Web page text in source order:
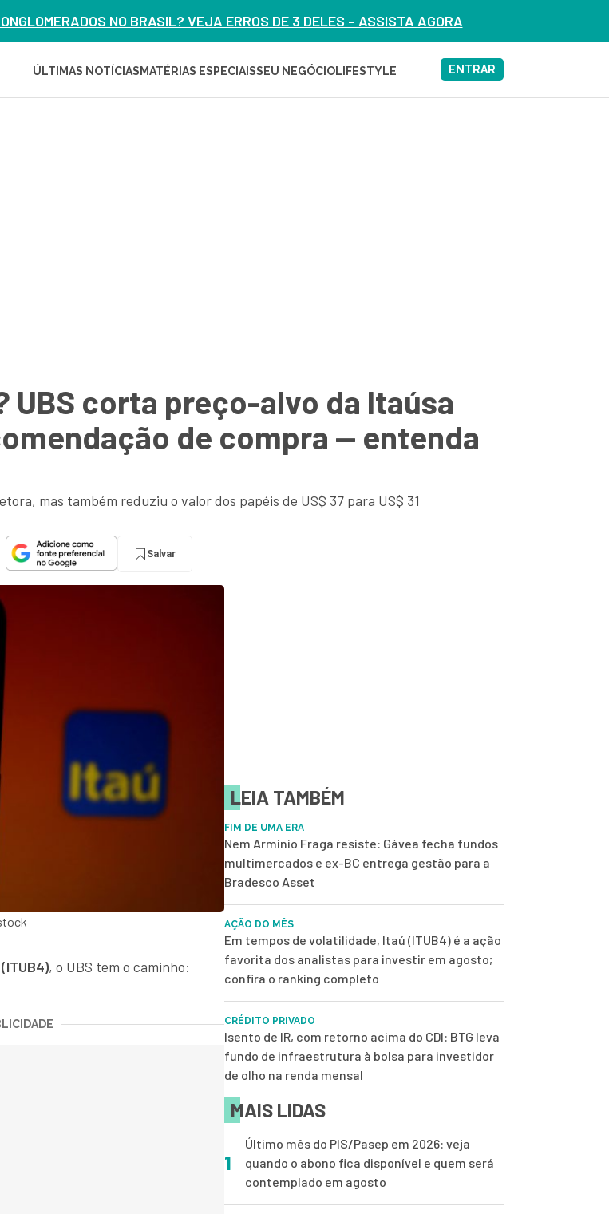
NO BRASIL? VEJA ERROS DE 3 DELES – ASSISTA AGORA
ÚLTIMAS NOTÍCIAS MATÉRIAS ESPECIAISSEU NEGÓCIOLIFESTYLE ENTRAR
UBS corta preço-alvo da Itaúsa
de compra — entenda
mas também reduziu o valor dos papéis de US$ 37 para US$ 31
Salvar
, o UBS tem o caminho:
LEIA TAMBÉM
FIM DE UMA ERA
Nem Armínio Fraga resiste: Gávea fecha fundos
multimercados e ex-BC entrega gestão para a
Bradesco Asset
AÇÃO DO MÊS
Em tempos de volatilidade, Itaú (ITUB4) é a ação
favorita dos analistas para investir em agosto;
confira o ranking completo
CRÉDITO PRIVADO
Isento de IR, com retorno acima do CDI: BTG leva
fundo de infraestrutura à bolsa para investidor
de olho na renda mensal
MAIS LIDAS
1
Último mês do PIS/Pasep em 2026: veja
quando o abono fica disponível e quem será
contemplado em agosto